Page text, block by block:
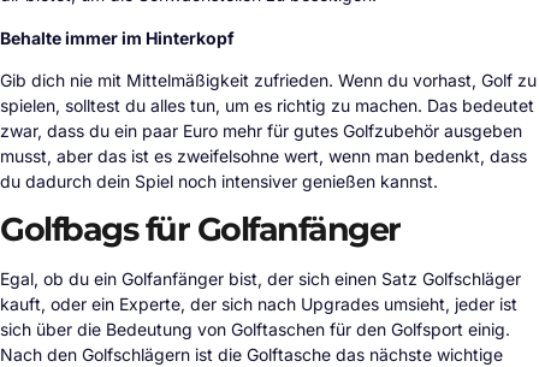
Behalte immer im Hinterkopf
Gib dich nie mit Mittelmäßigkeit zufrieden. Wenn du vorhast, Golf zu
spielen, solltest du alles tun, um es richtig zu machen. Das bedeutet
zwar, dass du ein paar Euro mehr für gutes Golfzubehör ausgeben
musst, aber das ist es zweifelsohne wert, wenn man bedenkt, dass
du dadurch dein Spiel noch intensiver genießen kannst.
Golfbags für Golfanfänger
Egal, ob du ein Golfanfänger bist, der sich einen Satz Golfschläger
kauft, oder ein Experte, der sich nach Upgrades umsieht, jeder ist
sich über die Bedeutung von Golftaschen für den Golfsport einig.
Nach den Golfschlägern ist die Golftasche das nächste wichtige